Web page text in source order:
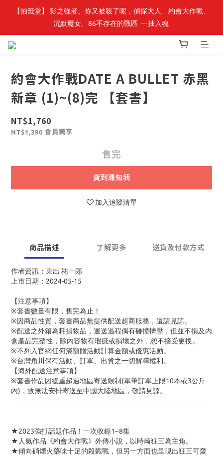
最新開賣🔥「全知讀者視角」 周邊商品
【抽籤堂】 影之強者、你又被殺了呢，偵探大人、約會大作戰、
沉默魔女、86不存在的戰區  一抽入魂
約會大作戰DATE A BULLET 赤黑
新章 (1)~(8)完 【套書】
NT$1,760
NT$1,390 會員獨享
售完
貨到通知我
加入追蹤清單
商品描述 了解更多 送貨及付款方式
作者資訊：東出 祐一郎
上市日期：2024-05-15
【注意事項】
※套書數量有限，售完為止！
※因商品性質，套書商品無提供配送超商服務，還請見諒。
※配送之外箱為耗損物品，運送過程偶有碰撞擠壓，但並不損及內
盒產品完整性，除內容物有瑕疵或損壞之外，恕不接受更換。
※不列入官網任何滿額贈活動計算金額或優惠活動。
※台灣角川保有活動、訂單、出貨之一切解釋權利。
【海外配送注意事項】
※套書作品因總重超過地區寄送限制(單筆訂單上限10本或3公斤
內)，故無法安排寄送至中國大陸地區，敬請見諒。
★2023強打話題作品！一次收錄1~8集
★人氣作品《約會大作戰》外傳小說，以時崎狂三為主角。
★傾向硝煙火藥味十足的殺戮戰，但另一方面也呈現出狂三可愛